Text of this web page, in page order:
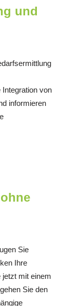
und
von
informieren
Sie
Ihre
jetzt mit einem
Sie den